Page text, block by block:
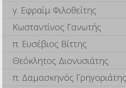
γ. Εφραίμ Φιλοθεΐτης
Κωσταντίνος Γανωτής
π. Ευσέβιος Βίττης
Θεόκλητος Διονυσιάτης
π. Δαμασκηνός Γρηγοριάτης